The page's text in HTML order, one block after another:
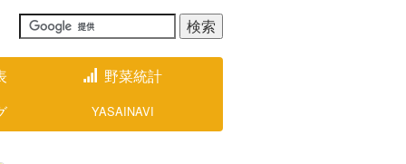
野菜統計
YASAINAVI